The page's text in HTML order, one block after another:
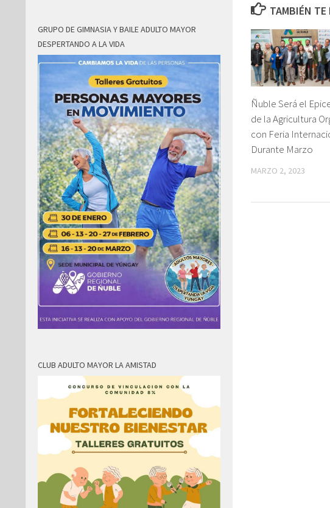
TAMBIÉN TE
Ñuble Será el
de la Agricultura
con Feria
Durante Marzo
MARZO 2, 2023
GRUPO DE GIMNASIA Y BAILE ADULTO MAYOR
DESPERTANDO A LA VIDA
CLUB ADULTO MAYOR LA AMISTAD